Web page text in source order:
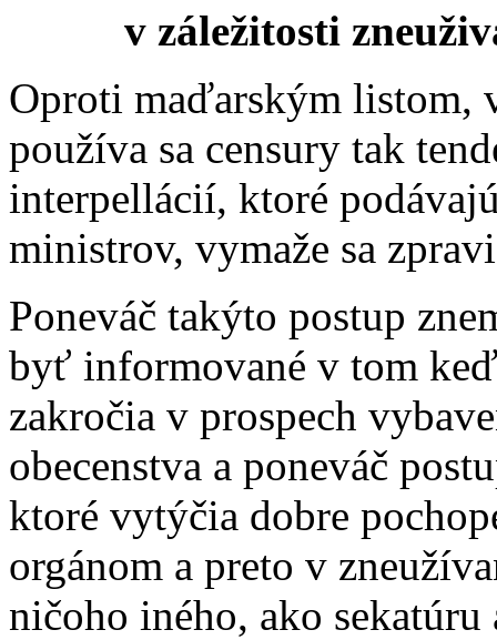
v záležitosti
Oproti maďarským listom,
používa sa censury tak
interpellácií, ktoré
ministrov, vymaže sa
Poneváč takýto postup
byť informované v tom
zakročia v prospech
obecenstva a poneváč
ktoré vytýčia dobre
orgánom a preto v
ničoho iného, ako